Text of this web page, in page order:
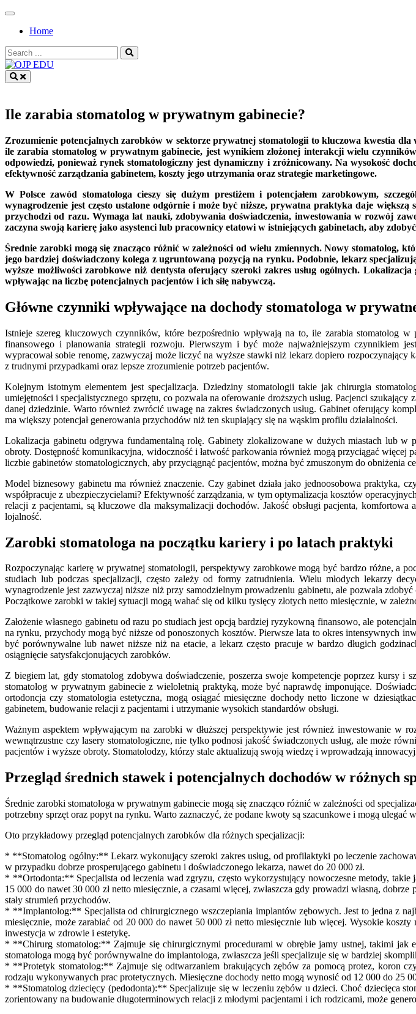
Skip
contentHome
Search
for:
Ile zarabia stomatolog w prywatnym gabinecie?
Zrozumienie potencjalnych zarobków w sektorze prywatnej stomatologii to kluczowa kwestia
ile zarabia stomatolog w prywatnym gabinecie, jest wynikiem złożonej interakcji wielu
odpowiedzi, ponieważ rynek stomatologiczny jest dynamiczny i zróżnicowany. Na wysokość
efektywność zarządzania gabinetem, koszty jego utrzymania oraz strategie marketingowe.
W Polsce zawód stomatologa cieszy się dużym prestiżem i potencjałem zarobkowym,
wynagrodzenie jest często ustalone odgórnie i może być niższe, prywatna praktyka daje
przychodzi od razu. Wymaga lat nauki, zdobywania doświadczenia, inwestowania w rozwój
zaczyna swoją karierę jako asystenci lub pracownicy etatowi w istniejących gabinetach, aby
Średnie zarobki mogą się znacząco różnić w zależności od wielu zmiennych. Nowy stomatolog,
jego bardziej doświadczony kolega z ugruntowaną pozycją na rynku. Podobnie, lekarz
wyższe możliwości zarobkowe niż dentysta oferujący szeroki zakres usług ogólnych.
wpływając na liczbę potencjalnych pacjentów i ich siłę nabywczą.
Główne czynniki wpływające na dochody stomatologa w
Istnieje szereg kluczowych czynników, które bezpośrednio wpływają na to, ile zarabia stomatolog
finansowego i planowania strategii rozwoju. Pierwszym i być może najważniejszym czynnikiem
wypracował sobie renomę, zazwyczaj może liczyć na wyższe stawki niż lekarz dopiero
z trudnymi przypadkami oraz lepsze zrozumienie potrzeb pacjentów.
Kolejnym istotnym elementem jest specjalizacja. Dziedziny stomatologii takie jak chirurgia
umiejętności i specjalistycznego sprzętu, co pozwala na oferowanie droższych usług. Pacjenci
danej dziedzinie. Warto również zwrócić uwagę na zakres świadczonych usług. Gabinet oferujący
ma większy potencjał generowania przychodów niż ten skupiający się na wąskim profilu działalności.
Lokalizacja gabinetu odgrywa fundamentalną rolę. Gabinety zlokalizowane w dużych miastach lub w
obroty. Dostępność komunikacyjna, widoczność i łatwość parkowania również mogą przyciągać
liczbie gabinetów stomatologicznych, aby przyciągnąć pacjentów, można być zmuszonym do obniżenia
Model biznesowy gabinetu ma również znaczenie. Czy gabinet działa jako jednoosobowa praktyka,
współpracuje z ubezpieczycielami? Efektywność zarządzania, w tym optymalizacja kosztów
relacji z pacjentami, są kluczowe dla maksymalizacji dochodów. Jakość obsługi pacjenta,
lojalność.
Zarobki stomatologa na początku kariery i po latach praktyki
Rozpoczynając karierę w prywatnej stomatologii, perspektywy zarobkowe mogą być bardzo różne, a
studiach lub podczas specjalizacji, często zależy od formy zatrudnienia. Wielu młodych lekarzy
wynagrodzenie jest zazwyczaj niższe niż przy samodzielnym prowadzeniu gabinetu, ale pozwala
Początkowe zarobki w takiej sytuacji mogą wahać się od kilku tysięcy złotych netto miesięcznie, w
Założenie własnego gabinetu od razu po studiach jest opcją bardziej ryzykowną finansowo, ale
na rynku, przychody mogą być niższe od ponoszonych kosztów. Pierwsze lata to okres intensywnych
być porównywalne lub nawet niższe niż na etacie, a lekarz często pracuje w bardzo długich
osiągnięcie satysfakcjonujących zarobków.
Z biegiem lat, gdy stomatolog zdobywa doświadczenie, poszerza swoje kompetencje poprzez kursy i
stomatolog w prywatnym gabinecie z wieloletnią praktyką, może być naprawdę imponujące.
ortodoncja czy stomatologia estetyczna, mogą osiągać miesięczne dochody netto liczone w
gabinetem, budowanie relacji z pacjentami i utrzymanie wysokich standardów obsługi.
Ważnym aspektem wpływającym na zarobki w dłuższej perspektywie jest również inwestowanie w
wewnątrzustne czy lasery stomatologiczne, nie tylko podnosi jakość świadczonych usług, ale może
pacjentów i wyższe obroty. Stomatolodzy, którzy stale aktualizują swoją wiedzę i wprowadzają
Przegląd średnich stawek i potencjalnych dochodów w różnych
Średnie zarobki stomatologa w prywatnym gabinecie mogą się znacząco różnić w zależności od
potrzebny sprzęt oraz popyt na rynku. Warto zaznaczyć, że podane kwoty są szacunkowe i mogą
Oto przykładowy przegląd potencjalnych zarobków dla różnych specjalizacji:
* **Stomatolog ogólny:** Lekarz wykonujący szeroki zakres usług, od profilaktyki po leczenie
w przypadku dobrze prosperującego gabinetu i doświadczonego lekarza, nawet do 20 000 zł.
* **Ortodonta:** Specjalista od leczenia wad zgryzu, często wykorzystujący nowoczesne metody,
15 000 do nawet 30 000 zł netto miesięcznie, a czasami więcej, zwłaszcza gdy prowadzi własną,
stały strumień przychodów.
* **Implantolog:** Specjalista od chirurgicznego wszczepiania implantów zębowych. Jest to jedna z
miesięcznie, może zarabiać od 20 000 do nawet 50 000 zł netto miesięcznie lub więcej. Wysokie
inwestycja w zdrowie i estetykę.
* **Chirurg stomatolog:** Zajmuje się chirurgicznymi procedurami w obrębie jamy ustnej, takimi jak
stomatologa mogą być porównywalne do implantologa, zwłaszcza jeśli specjalizuje się w bardziej
* **Protetyk stomatolog:** Zajmuje się odtwarzaniem brakujących zębów za pomocą protez, koron
rodzaju wykonywanych prac protetycznych. Miesięczne dochody netto mogą wynosić od 12 000 do 25
* **Stomatolog dziecięcy (pedodonta):** Specjalizuje się w leczeniu zębów u dzieci. Choć dziecięca
zorientowany na budowanie długoterminowych relacji z młodymi pacjentami i ich rodzicami, może